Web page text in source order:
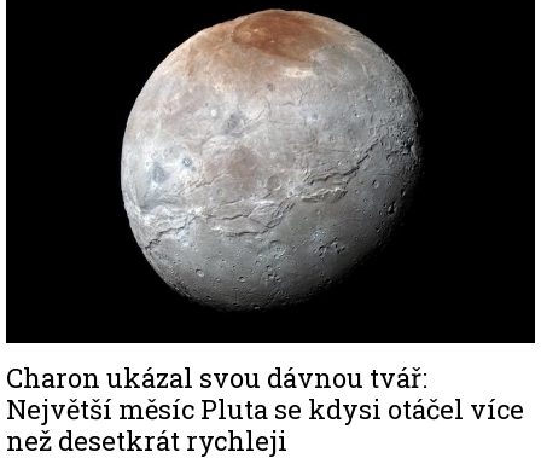
Charon ukázal svou dávnou tvář:
Největší měsíc Pluta se kdysi otáčel více
než desetkrát rychleji